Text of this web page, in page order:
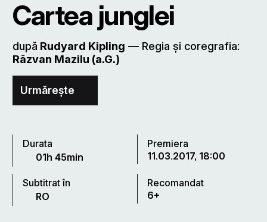
Cartea junglei
după Rudyard Kipling –– Regia și coregrafia:
Răzvan Mazilu (a.G.)
Urmărește
Durata
01h 45min
Premiera
11.03.2017, 18:00
Subtitrat în
RO
Recomandat
6+